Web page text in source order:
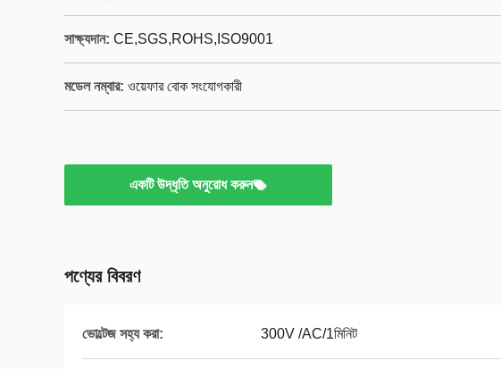
সাক্ষ্যদান: CE,SGS,ROHS,ISO9001
মডেল নম্বার: ওয়েফার বোক সংযোগকারী
একটি উদ্ধৃতি অনুরোধ করুন
পণ্যের বিবরণ
ভোল্টেজ সহ্য করা: 300V /AC/1মিনিট